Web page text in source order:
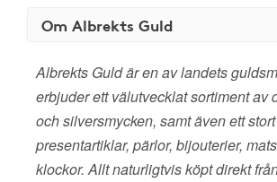
Om Albrekts Guld
Albrekts Guld är en av landets
erbjuder ett välutvecklat sortiment av
och silversmycken, samt även ett
presentartiklar, pärlor, bijouterier,
klockor. Allt naturligtvis köpt direkt